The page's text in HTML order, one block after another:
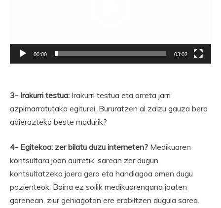
00:00 03:02
3- Irakurri testua: Irakurri testua eta arreta jarri
azpimarratutako egiturei. Bururatzen al zaizu gauza bera
adierazteko beste modurik?
4- Egitekoa: zer bilatu duzu interneten? Medikuaren
kontsultara joan aurretik, sarean zer dugun
kontsultatzeko joera gero eta handiagoa omen dugu
pazienteok. Baina ez soilik medikuarengana joaten
garenean, ziur gehiagotan ere erabiltzen dugula sarea.